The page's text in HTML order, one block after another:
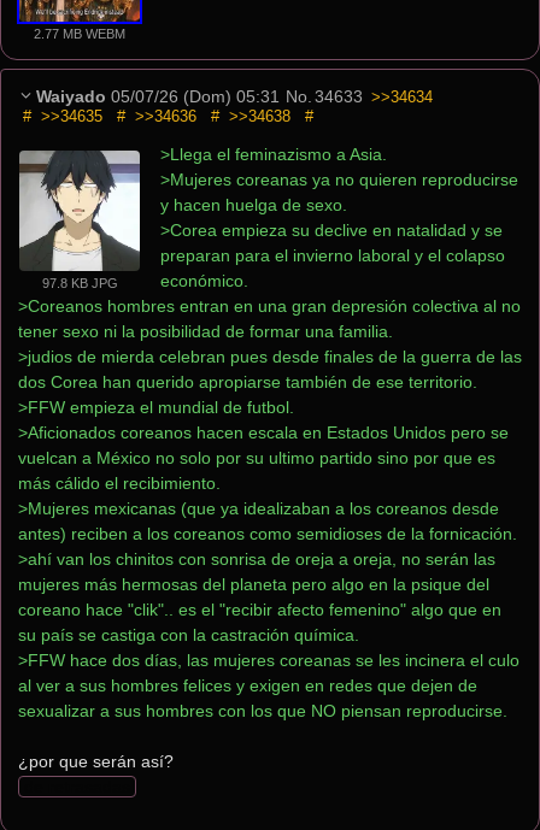
2.77 MB WEBM
Waiyado 05/07/26 (Dom) 05:31 No. 34633 >>34634
# >>34635 # >>34636 # >>34638 #
97.8 KB JPG
>Llega el feminazismo a Asia.
>Mujeres coreanas ya no quieren reproducirse
y hacen huelga de sexo.
>Corea empieza su declive en natalidad y se
preparan para el invierno laboral y el colapso
económico.
>Coreanos hombres entran en una gran depresión colectiva al no
tener sexo ni la posibilidad de formar una familia.
>judios de mierda celebran pues desde finales de la guerra de las
dos Corea han querido apropiarse también de ese territorio.
>FFW empieza el mundial de futbol.
>Aficionados coreanos hacen escala en Estados Unidos pero se
vuelcan a México no solo por su ultimo partido sino por que es
más cálido el recibimiento.
>Mujeres mexicanas (que ya idealizaban a los coreanos desde
antes) reciben a los coreanos como semidioses de la fornicación.
>ahí van los chinitos con sonrisa de oreja a oreja, no serán las
mujeres más hermosas del planeta pero algo en la psique del
coreano hace "clik".. es el "recibir afecto femenino" algo que en
su país se castiga con la castración química.
>FFW hace dos días, las mujeres coreanas se les incinera el culo
al ver a sus hombres felices y exigen en redes que dejen de
sexualizar a sus hombres con los que NO piensan reproducirse.
¿por que serán así?